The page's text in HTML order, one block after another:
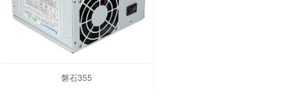
磐石355